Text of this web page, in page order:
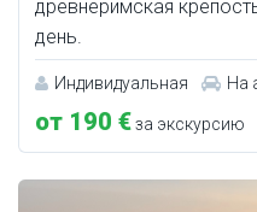
древнеримская
день.
Индивидуальная На
от 190 €за экскурсию